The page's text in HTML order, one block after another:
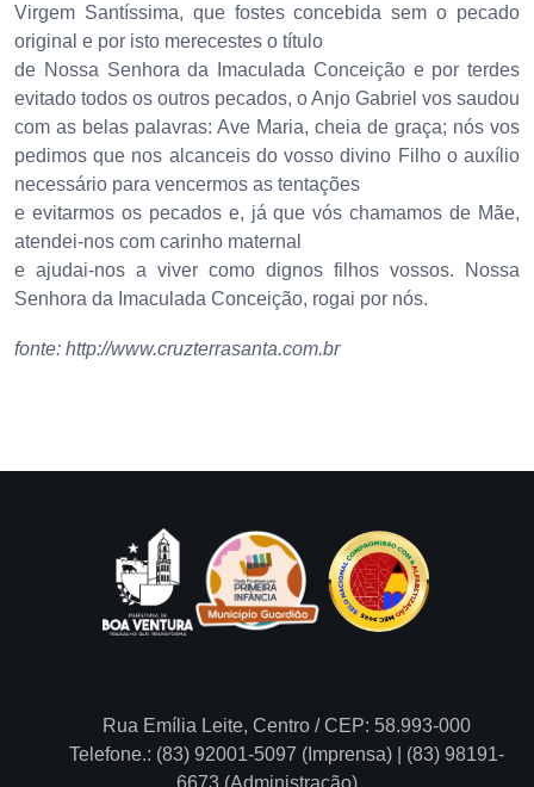
Virgem Santíssima, que fostes concebida sem o pecado
original e por isto merecestes o título
de Nossa Senhora da Imaculada Conceição e por terdes
evitado todos os outros pecados, o Anjo Gabriel vos saudou
com as belas palavras: Ave Maria, cheia de graça; nós vos
pedimos que nos alcanceis do vosso divino Filho o auxílio
necessário para vencermos as tentações
e evitarmos os pecados e, já que vós chamamos de Mãe,
atendei-nos com carinho maternal
e ajudai-nos a viver como dignos filhos vossos. Nossa
Senhora da Imaculada Conceição, rogai por nós.
fonte: http://www.cruzterrasanta.com.br
Rua Emília Leite, Centro / CEP: 58.993-000
Telefone.: (83) 92001-5097 (Imprensa) | (83) 98191-
6673 (Administração)